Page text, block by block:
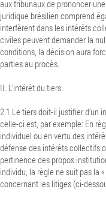
aux tribunaux de prononcer
juridique brésilien comprend
interfèrent dans les intérêts
civiles peuvent demander la
conditions, la décision aura
parties au procès.
II. L’intérêt du tiers
2.1 Le tiers doit-il justifier d’un
celle-ci est, par exemple: En
individuel ou en vertu des
défense des intérêts collectifs
pertinence des propos
individu, la règle ne suit pas la
concernant les litiges (ci-